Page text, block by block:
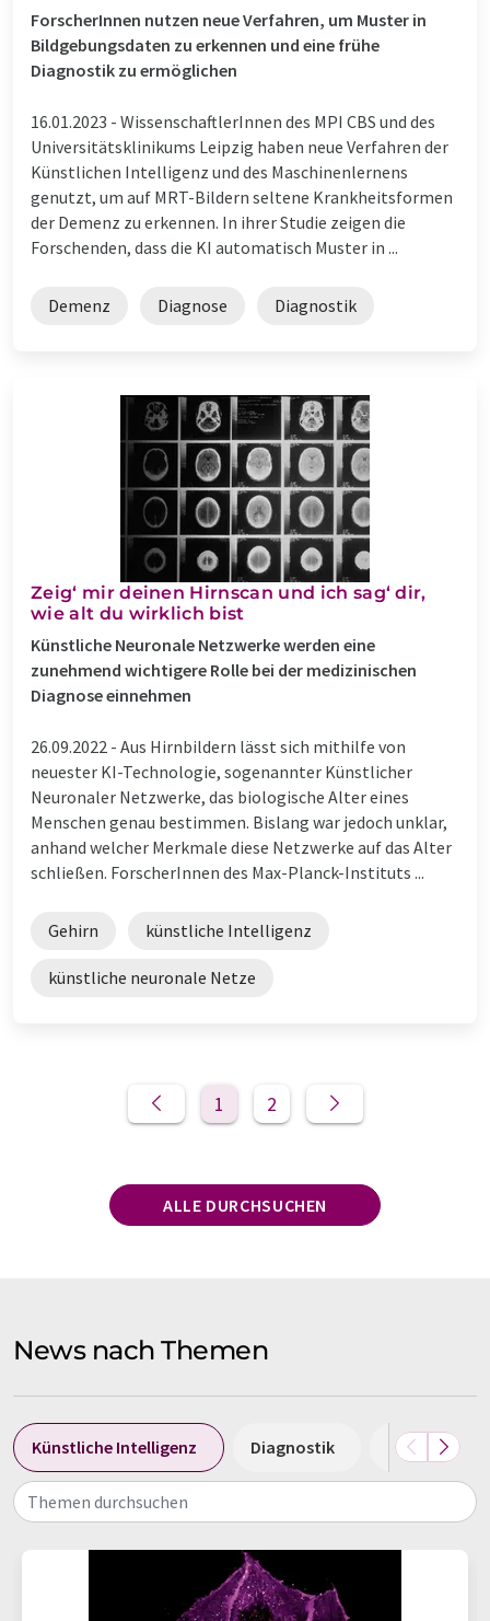
ForscherInnen nutzen neue Verfahren, um Muster in
Bildgebungsdaten zu erkennen und eine frühe
Diagnostik zu ermöglichen
16.01.2023 - WissenschaftlerInnen des MPI CBS und des
Universitätsklinikums Leipzig haben neue Verfahren der
Künstlichen Intelligenz und des Maschinenlernens
genutzt, um auf MRT-Bildern seltene Krankheitsformen
der Demenz zu erkennen. In ihrer Studie zeigen die
Forschenden, dass die KI automatisch Muster in ...
Demenz Diagnose Diagnostik
Zeig‘ mir deinen Hirnscan und ich sag‘ dir,
wie alt du wirklich bist
Künstliche Neuronale Netzwerke werden eine
zunehmend wichtigere Rolle bei der medizinischen
Diagnose einnehmen
26.09.2022 - Aus Hirnbildern lässt sich mithilfe von
neuester KI-Technologie, sogenannter Künstlicher
Neuronaler Netzwerke, das biologische Alter eines
Menschen genau bestimmen. Bislang war jedoch unklar,
anhand welcher Merkmale diese Netzwerke auf das Alter
schließen. ForscherInnen des Max-Planck-Instituts ...
Gehirn künstliche Intelligenz
künstliche neuronale Netze
1 2
ALLE DURCHSUCHEN
News nach Themen
Künstliche Intelligenz Diagnostik
Themen durchsuchen